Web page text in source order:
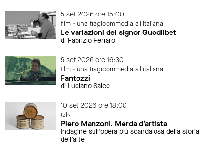
5 set 2026 ore 15:00
film - una tragicommedia all'italiana
Le variazioni del signor Quodlibet
di Fabrizio Ferraro
5 set 2026 ore 16:30
film - una tragicommedia all'italiana
Fantozzi
di Luciano Salce
10 set 2026 ore 18:00
talk
Piero Manzoni. Merda d’artista
Indagine sull’opera più scandalosa della storia
dell’arte